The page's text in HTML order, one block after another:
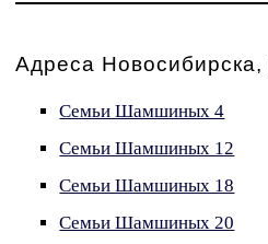
Адреса
Семьи Шамшиных 4
Семьи Шамшиных 12
Семьи Шамшиных 18
Семьи Шамшиных 20